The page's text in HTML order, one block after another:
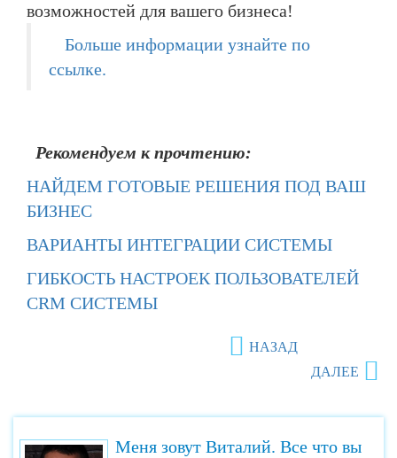
возможностей для вашего бизнеса!
Больше информации узнайте по
ссылке.
Рекомендуем к прочтению:
НАЙДЕМ ГОТОВЫЕ РЕШЕНИЯ ПОД ВАШ
БИЗНЕС
ВАРИАНТЫ ИНТЕГРАЦИИ СИСТЕМЫ
ГИБКОСТЬ НАСТРОЕК ПОЛЬЗОВАТЕЛЕЙ
СRМ СИСТЕМЫ
НАЗАД
ДАЛЕЕ
Меня зовут Виталий. Все что вы